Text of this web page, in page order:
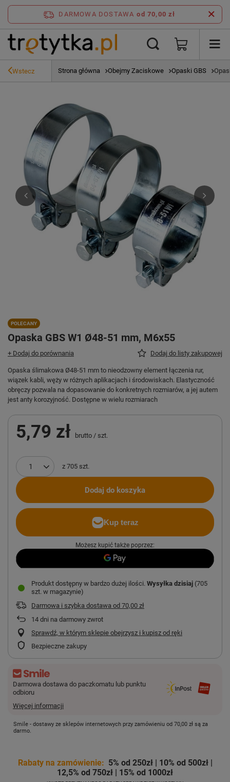
DARMOWA DOSTAWA od 70,00 zł
Wstecz Strona główna Obejmy Zaciskowe Opaski GBS
POLECANY
Opaska GBS W1 Ø48-51 mm, M6x55
+ Dodaj do porównania Dodaj do listy zakupowej
Opaska ślimakowa Ø48-51 mm to nieodzowny element łączenia rur,
wiązek kabli, węży w różnych aplikacjach i środowiskach. Elastyczność
obręczy pozwala na dopasowanie do konkretnych rozmiarów, a jej autem
jest anty korozyjność. Dostępne w wielu rozmiarach
5,79 zł brutto / szt.
z 705 szt.
Dodaj do koszyka
Możesz kupić także poprzez:
Produkt dostępny w bardzo dużej ilości Wysyłka dzisiaj (705
szt. w magazynie)
Darmowa i szybka dostawa od 70,00 zł
14 dni na darmowy zwrot
Sprawdź, w którym sklepie obejrzysz i kupisz od ręki
Bezpieczne zakupy
Darmowa dostawa do paczkomatu lub punktu
odbioru
Więcej informacji
Smile - dostawy ze sklepów internetowych przy zamówieniu od 70,00 zł są za
darmo.
Rabaty na zamówienie: 5% od 250zł | 10% od 500zł |
12,5% od 750zł | 15% od 1000zł